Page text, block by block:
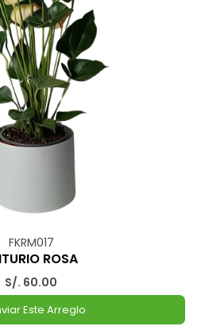
FKRM017
ROSA
S/. 60.00
Este Arreglo